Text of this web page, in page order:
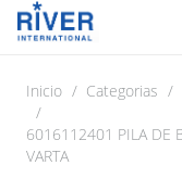
Inicio / Categorias /
/
6016112401 PILA DE
VARTA